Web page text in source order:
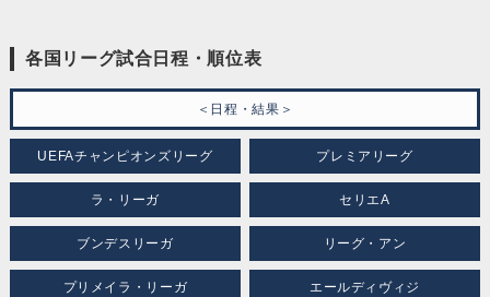
各国リーグ試合日程・順位表
＜日程・結果＞
UEFAチャンピオンズリーグ プレミアリーグ
ラ・リーガ セリエA
ブンデスリーガ リーグ・アン
プリメイラ・リーガ エールディヴィジ